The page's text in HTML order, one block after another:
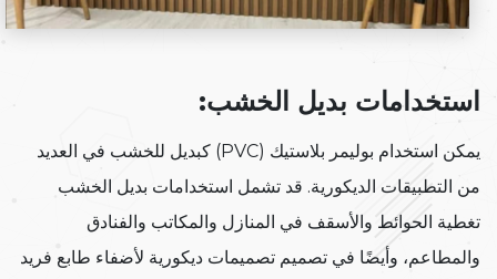
استخدامات بديل الخشب:
يمكن استخدام بوليمر بلاستيك (PVC) كبديل للخشب في العديد
من التطبيقات الديكورية. قد تشمل استخدامات بديل الخشب
تغطية الحوائط والأسقف في المنازل والمكاتب والفنادق
والمطاعم، وأيضًا في تصميم تصميمات ديكورية لأضفاء طابع فريد